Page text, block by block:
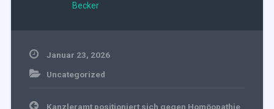
Becker
Januar 23, 2026
Uncategorized
Beitragsnavigation
Kanzleramt positioniert sich gegen Homöopathie